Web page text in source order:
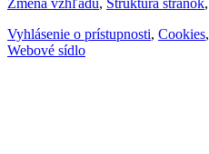
Zmena vzhľadu, Štruktúra stránok,
Vyhlásenie o prístupnosti, Cookies,
Webové sídlo